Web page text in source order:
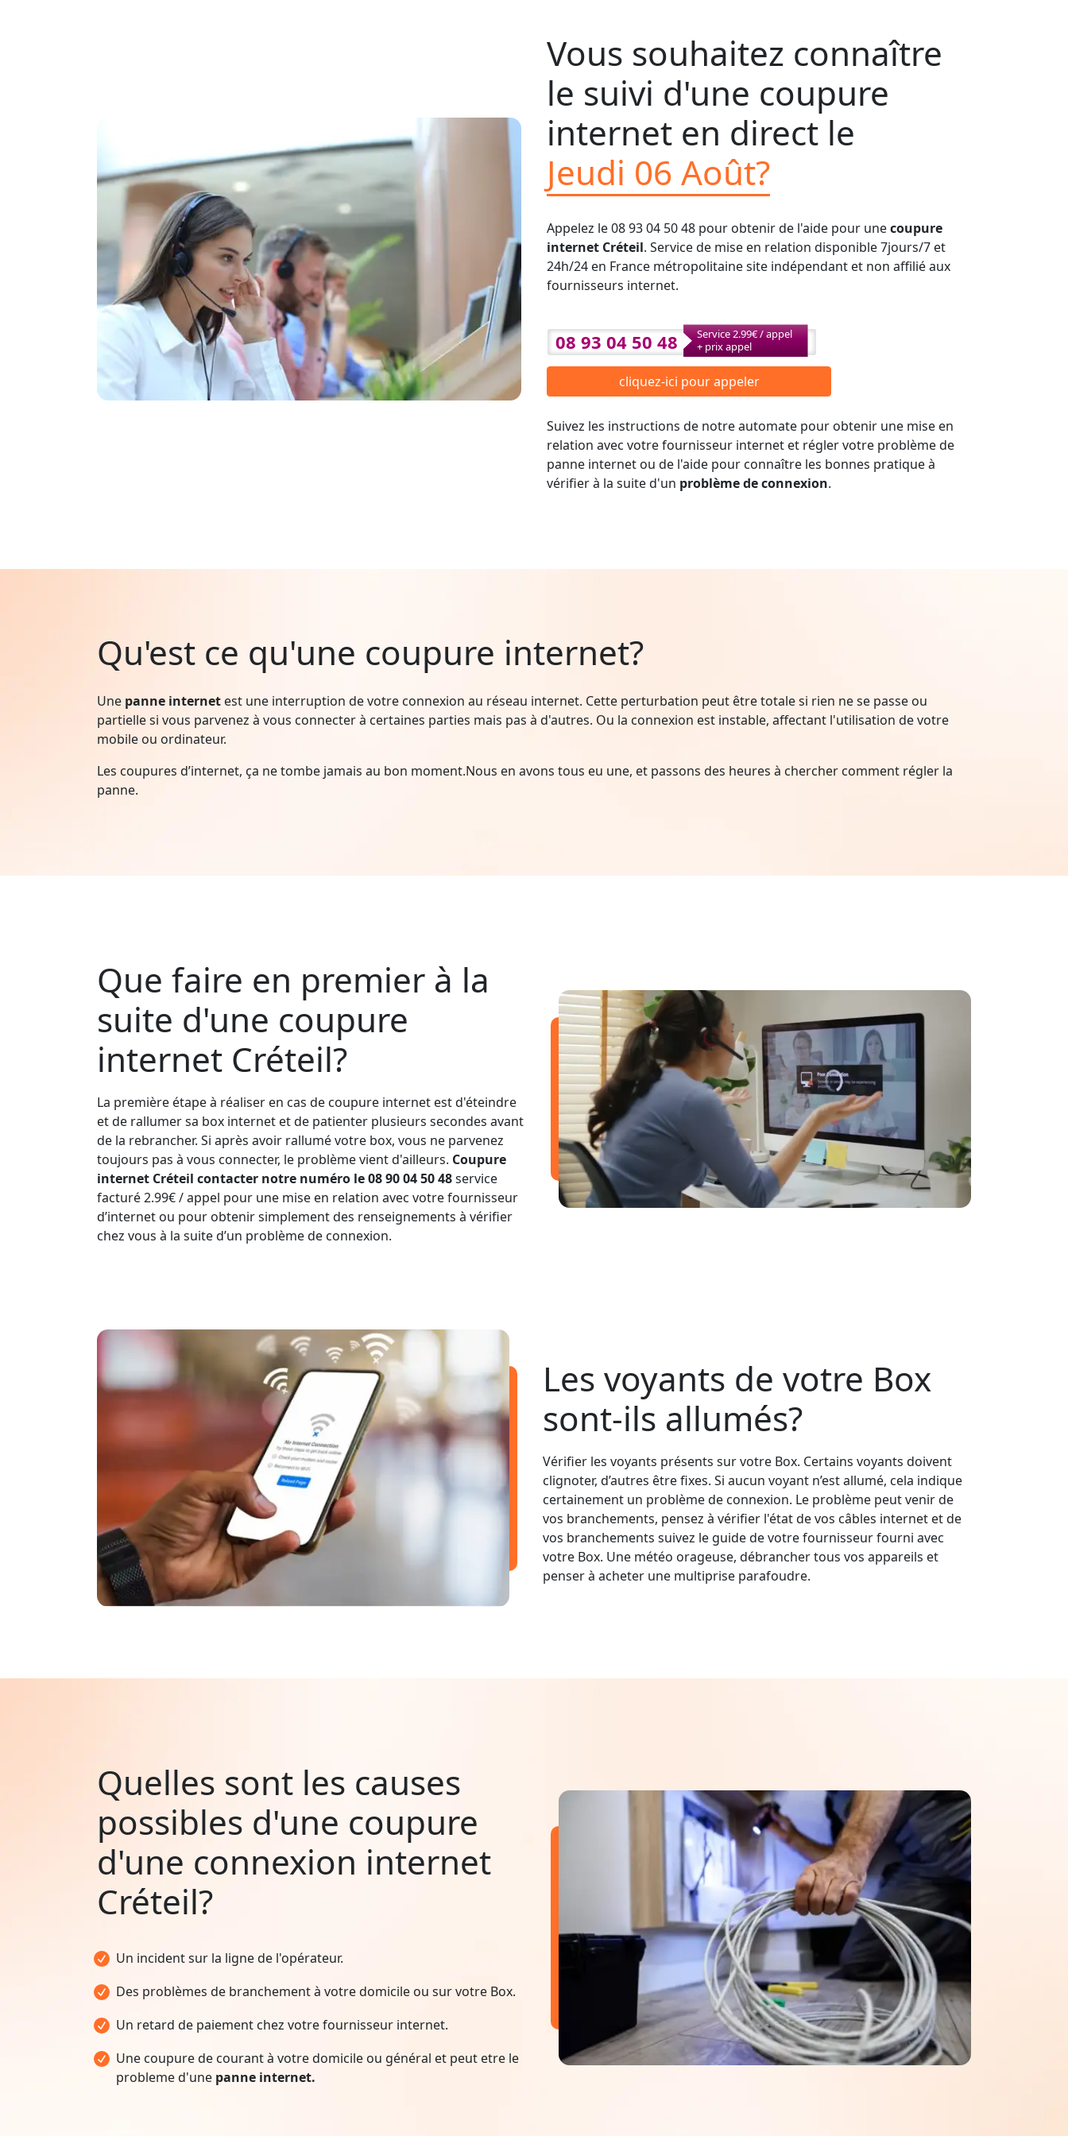
Vous souhaitez connaître
le suivi d'une coupure
internet en direct le
Jeudi 06 Août?
Appelez le 08 93 04 50 48 pour obtenir de l'aide pour unecoupure
internet Créteil. Service de mise en relation disponible 7jours/7 et
24h/24 en France métropolitaine site indépendant et non affilié aux
fournisseurs internet.
08 93 04 50 48
Service 2.99€ / appel
+ prix appel
cliquez-ici pour appeler
Suivez les instructions de notre automate pour obtenir une mise en
relation avec votre fournisseur internet et régler votre problème de
panne internet ou de l'aide pour connaître les bonnes pratique à
vérifier à la suite d'un problème de connexion.
Qu'est ce qu'une coupure internet?
Une panne internet est une interruption de votre connexion au réseau internet. Cette perturbation peut être totale si rien ne se passe ou
partielle si vous parvenez à vous connecter à certaines parties mais pas à d'autres. Ou la connexion est instable, affectant l'utilisation de votre
mobile ou ordinateur.
Les coupures d’internet, ça ne tombe jamais au bon moment.Nous en avons tous eu une, et passons des heures à chercher comment régler la
panne.
Que faire en premier à la
suite d'une coupure
internet Créteil?
La première étape à réaliser en cas de coupure internet est d'éteindre
et de rallumer sa box internet et de patienter plusieurs secondes avant
de la rebrancher. Si après avoir rallumé votre box, vous ne parvenez
toujours pas à vous connecter, le problème vient d'ailleurs. Coupure
internet Créteil contacter notre numéro le 08 90 04 50 48service
facturé 2.99€ / appel pour une mise en relation avec votre fournisseur
d’internet ou pour obtenir simplement des renseignements à vérifier
chez vous à la suite d’un problème de connexion.
Les voyants de votre Box
sont-ils allumés?
Vérifier les voyants présents sur votre Box. Certains voyants doivent
clignoter, d’autres être fixes. Si aucun voyant n’est allumé, cela indique
certainement un problème de connexion. Le problème peut venir de
vos branchements, pensez à vérifier l'état de vos câbles internet et de
vos branchements suivez le guide de votre fournisseur fourni avec
votre Box. Une météo orageuse, débrancher tous vos appareils et
penser à acheter une multiprise parafoudre.
Quelles sont les causes
possibles d'une coupure
d'une connexion internet
Créteil?
Un incident sur la ligne de l'opérateur.
Des problèmes de branchement à votre domicile ou sur votre Box.
Un retard de paiement chez votre fournisseur internet.
Une coupure de courant à votre domicile ou général et peut etre le
probleme d'une panne internet.